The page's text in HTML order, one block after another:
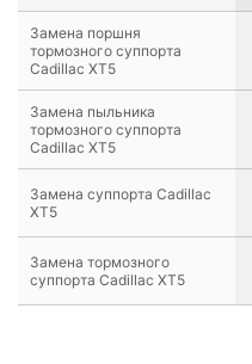
Замена поршня
тормозного суппорта
Cadillac XT5
Замена пыльника
тормозного суппорта
Cadillac XT5
Замена суппорта Cadillac
XT5
Замена тормозного
суппорта Cadillac XT5